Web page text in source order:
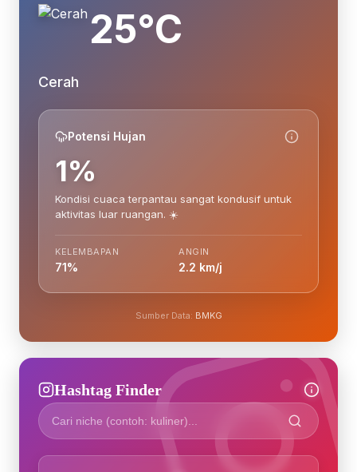
25°C
Cerah
Potensi Hujan
1%
Kondisi cuaca terpantau sangat kondusif untuk
aktivitas luar ruangan. ☀️
KELEMBAPAN
71%
ANGIN
2.2 km/j
Sumber Data: BMKG
Hashtag Finder